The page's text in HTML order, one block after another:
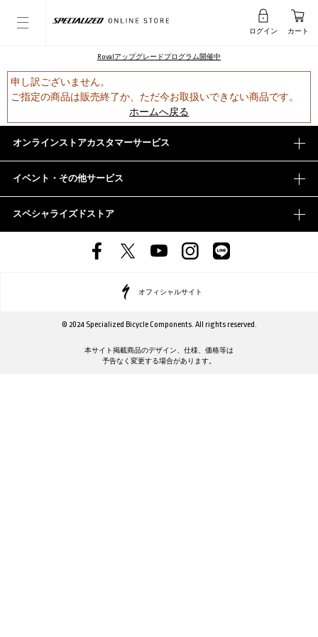
ログイン カート
Rovalアップグレードプログラム開催中
申し訳ございません。
ご指定の商品は販売終了か、ただ今お取扱いできない商品です。
ホームへ戻る
オンラインストアカスタマーサービス
イベント・その他サービス
スペシャライズドストア
オフィシャルサイト
© 2024 Specialized Bicycle Components. All rights reserved.
本サイト掲載商品のデザイン、仕様、価格等は
予告なく変更する場合があります。